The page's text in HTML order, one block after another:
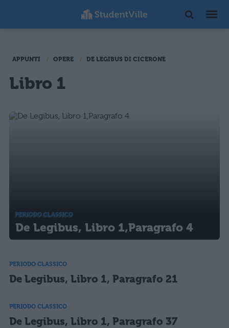
APPUNTI OPERE DE LEGIBUS DI CICERONE
Libro 1
PERIODO CLASSICO
De Legibus, Libro 1,Paragrafo 4
PERIODO CLASSICO
De Legibus, Libro 1, Paragrafo 21
PERIODO CLASSICO
De Legibus, Libro 1, Paragrafo 37